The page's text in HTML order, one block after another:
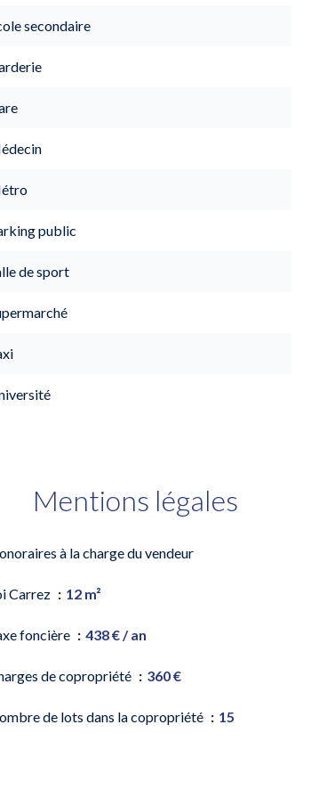
secondaire
public
de sport
Mentions légales
à la charge du vendeur
Carrez 12 m²
foncière 438 € / an
de copropriété 360 €
de lots dans la copropriété 15